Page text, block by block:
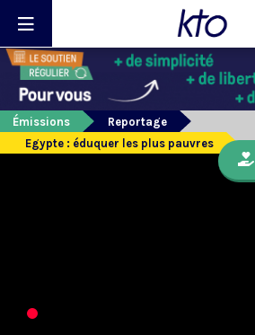
Émissions
Reportage
Egypte : éduquer les plus pauvres